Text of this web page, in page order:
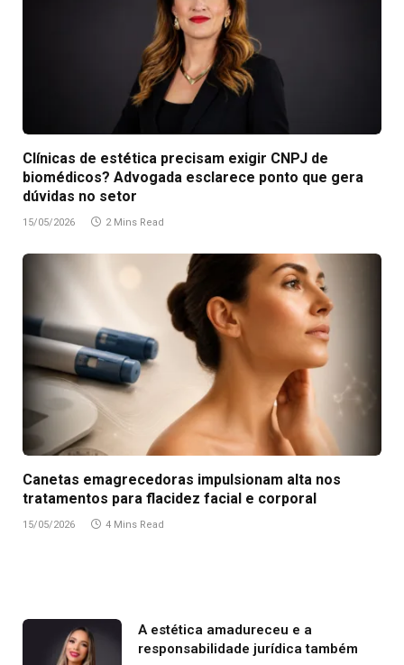
Clínicas de estética precisam exigir CNPJ de
biomédicos? Advogada esclarece ponto que gera
dúvidas no setor
15/05/2026 2 Mins Read
Canetas emagrecedoras impulsionam alta nos
tratamentos para flacidez facial e corporal
15/05/2026 4 Mins Read
A estética amadureceu e a
responsabilidade jurídica também